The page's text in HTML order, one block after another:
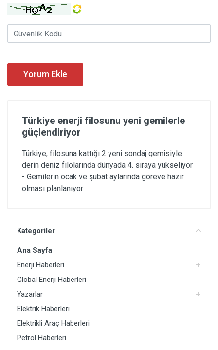
Yorum Ekle
Türkiye enerji filosunu yeni gemilerle
güçlendiriyor
Türkiye, filosuna kattığı 2 yeni sondaj gemisiyle
derin deniz filolarında dünyada 4. sıraya yükseliyor
- Gemilerin ocak ve şubat aylarında göreve hazır
olması planlanıyor
Kategoriler
Ana Sayfa
Enerji Haberleri
Global Enerji Haberleri
Yazarlar
Elektrik Haberleri
Elektrikli Araç Haberleri
Petrol Haberleri